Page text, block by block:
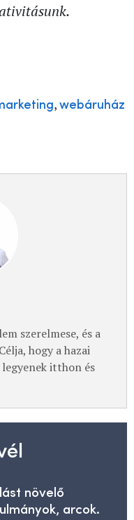
, webáruház
szerelmese, és a
hogy a hazai
legyenek itthon és
növelő
arcok.